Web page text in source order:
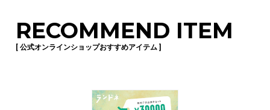
RECOMMEND ITEM
[ 公式オンラインショップおすすめアイテム ]